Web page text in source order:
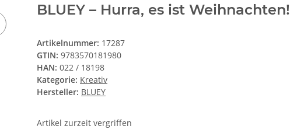
BLUEY – Hurra, es ist Weihnachten!
Artikelnummer: 17287
GTIN: 9783570181980
HAN: 022 / 18198
Kategorie: Kreativ
Hersteller: BLUEY
Artikel zurzeit vergriffen